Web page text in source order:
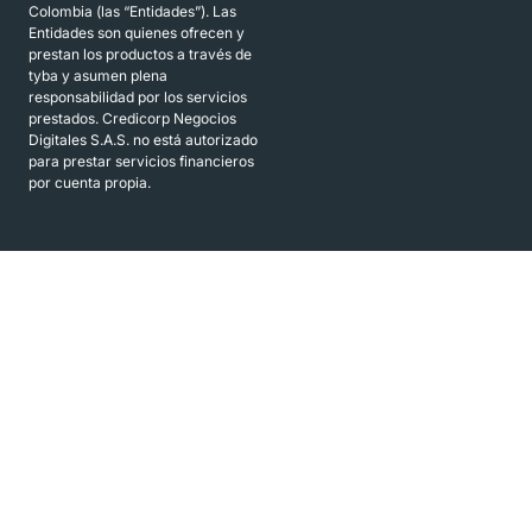
Colombia (las “Entidades”). Las
Entidades son quienes ofrecen y
prestan los productos a través de
tyba y asumen plena
responsabilidad por los servicios
prestados. Credicorp Negocios
Digitales S.A.S. no está autorizado
para prestar servicios financieros
por cuenta propia.